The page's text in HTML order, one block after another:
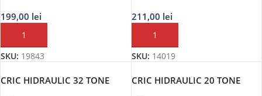
199,00 lei
ADAUGĂ ÎN COȘ
SKU: 19843
211,00 lei
ADAUGĂ ÎN COȘ
SKU: 14019
CRIC HIDRAULIC 32 TONE
CRIC HIDRAULIC 20 TONE